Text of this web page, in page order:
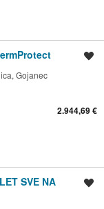
Gojanec
2.944,69 €
SVE NA